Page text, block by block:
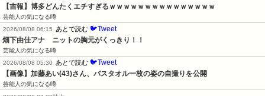
【吉報】博多どんたくエチすぎるｗｗｗｗｗｗｗｗｗｗｗｗｗｗｗ
芸能人の気になる噂
2026/08/08 06:15
あとで読む 🐦Tweet
畑下由佳アナ　ニットの胸元がくっきり！！
芸能人の気になる噂
2026/08/08 05:30
あとで読む 🐦Tweet
【画像】加藤あい(43)さん、バスタオル一枚の姿の自撮りを公開
芸能人の気になる噂